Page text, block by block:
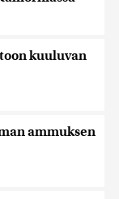
kuuluvan
ammuksen